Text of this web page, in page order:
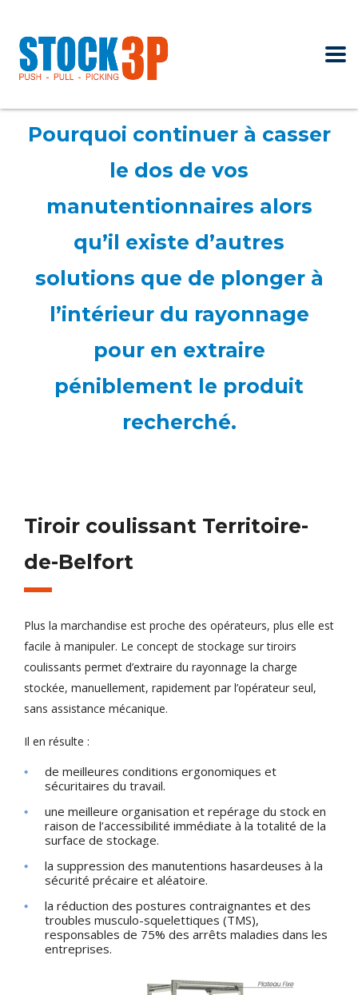
Pourquoi continuer à casser
le dos de vos
manutentionnaires alors
qu’il existe d’autres
solutions que de plonger à
l’intérieur du rayonnage
pour en extraire
péniblement le produit
recherché.
Tiroir coulissant Territoire-
de-Belfort
Plus la marchandise est proche des opérateurs, plus elle est
facile à manipuler. Le concept de stockage sur tiroirs
coulissants permet d’extraire du rayonnage la charge
stockée, manuellement, rapidement par l’opérateur seul,
sans assistance mécanique.
Il en résulte :
de meilleures conditions ergonomiques et
sécuritaires du travail.
une meilleure organisation et repérage du stock en
raison de l’accessibilité immédiate à la totalité de la
surface de stockage.
la suppression des manutentions hasardeuses à la
sécurité précaire et aléatoire.
la réduction des postures contraignantes et des
troubles musculo-squelettiques (TMS),
responsables de 75% des arrêts maladies dans les
entreprises.